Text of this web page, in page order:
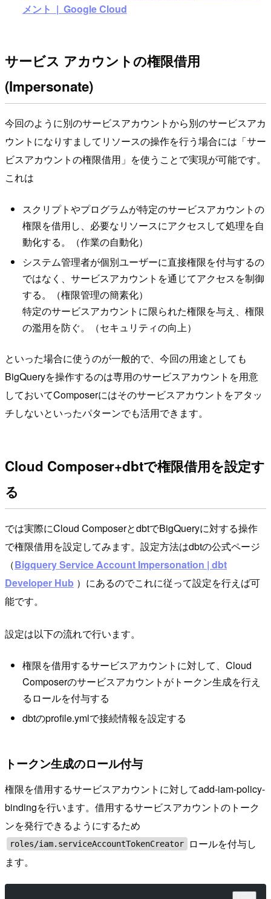
メント | Google Cloud
サービス アカウントの権限借用
(Impersonate)
今回のように別のサービスアカウントから別のサービスアカ
ウントになりすましてリソースの操作を行う場合には「サー
ビスアカウントの権限借用」を使うことで実現が可能です。
これは
スクリプトやプログラムが特定のサービスアカウントの
権限を借用し、必要なリソースにアクセスして処理を自
動化する。（作業の自動化）
システム管理者が個別ユーザーに直接権限を付与するの
ではなく、サービスアカウントを通じてアクセスを制御
する。（権限管理の簡素化）
特定のサービスアカウントに限られた権限を与え、権限
の濫用を防ぐ。（セキュリティの向上）
といった場合に使うのが一般的で、今回の用途としても
BigQueryを操作するのは専用のサービスアカウントを用意
しておいてComposerにはそのサービスアカウントをアタッ
チしないといったパターンでも活用できます。
Cloud Composer+dbtで権限借用を設定す
る
では実際にCloud ComposerとdbtでBigQueryに対する操作
で権限借用を設定してみます。設定方法はdbtの公式ページ
（Bigquery Service Account Impersonation | dbt
Developer Hub ）にあるのでこれに従って設定を行えば可
能です。
設定は以下の流れで行います。
権限を借用するサービスアカウントに対して、Cloud
Composerのサービスアカウントがトークン生成を行え
るロールを付与する
dbtのprofile.ymlで接続情報を設定する
トークン生成のロール付与
権限を借用するサービスアカウントに対してadd-iam-policy-
bindingを行います。借用するサービスアカウントのトーク
ンを発行できるようにするため
roles/iam.serviceAccountTokenCreator
ロールを付与し
ます。